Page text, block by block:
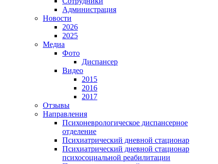
Администрация
Новости
2026
2025
Медиа
Фото
Диспансер
Видео
2015
2016
2017
Отзывы
Направления
Психоневрологическое диспансерное
отделение
Психиатрический дневной стационар
Психиатрический дневной стационар
психосоциальной реабилитации